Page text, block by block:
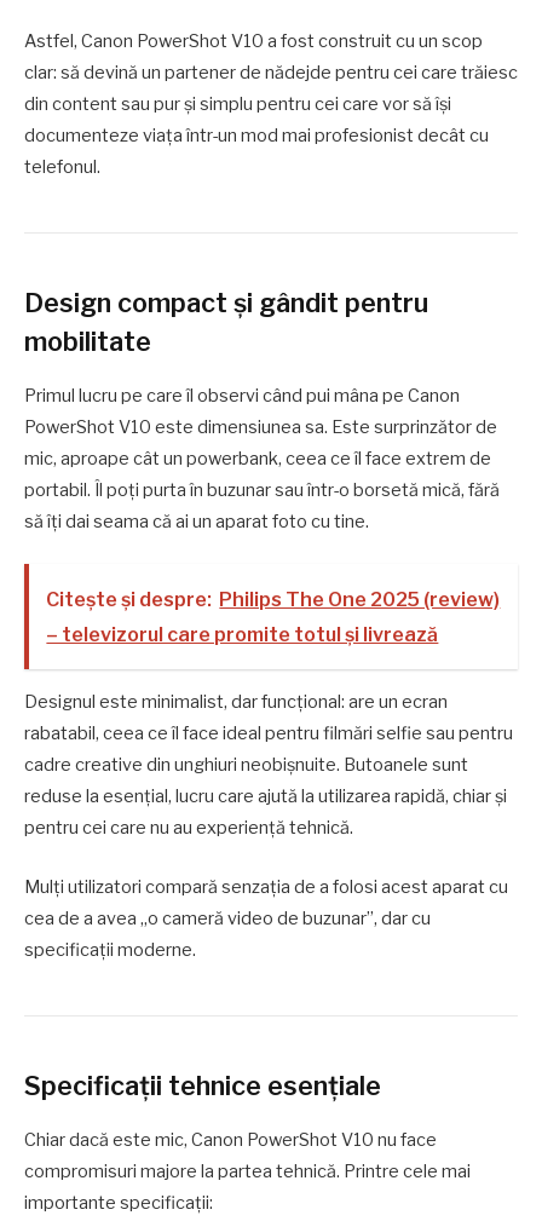
Astfel, Canon PowerShot V10 a fost construit cu un scop
clar: să devină un partener de nădejde pentru cei care trăiesc
din content sau pur și simplu pentru cei care vor să își
documenteze viața într-un mod mai profesionist decât cu
telefonul.
Design compact și gândit pentru
mobilitate
Primul lucru pe care îl observi când pui mâna pe Canon
PowerShot V10 este dimensiunea sa. Este surprinzător de
mic, aproape cât un powerbank, ceea ce îl face extrem de
portabil. Îl poți purta în buzunar sau într-o borsetă mică, fără
să îți dai seama că ai un aparat foto cu tine.
Citește și despre: Philips The One 2025 (review)
– televizorul care promite totul și livrează
Designul este minimalist, dar funcțional: are un ecran
rabatabil, ceea ce îl face ideal pentru filmări selfie sau pentru
cadre creative din unghiuri neobișnuite. Butoanele sunt
reduse la esențial, lucru care ajută la utilizarea rapidă, chiar și
pentru cei care nu au experiență tehnică.
Mulți utilizatori compară senzația de a folosi acest aparat cu
cea de a avea „o cameră video de buzunar”, dar cu
specificații moderne.
Specificații tehnice esențiale
Chiar dacă este mic, Canon PowerShot V10 nu face
compromisuri majore la partea tehnică. Printre cele mai
importante specificații: